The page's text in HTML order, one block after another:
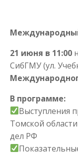
21 июня в 11:00
СибГМУ (ул.
В программе:
Выступления
Томской
дел РФ